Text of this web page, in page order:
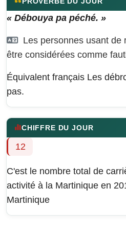
« Débouya pa péché. »
Les personnes usant de
être considérées comme
Équivalent français Les
pas.
CHIFFRE DU JOUR
12
C'est le nombre total de
activité à la Martinique en
Martinique